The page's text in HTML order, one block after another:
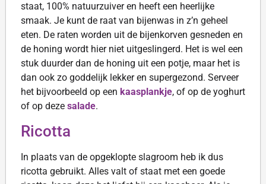
staat, 100% natuurzuiver en heeft een heerlijke
smaak. Je kunt de raat van bijenwas in z’n geheel
eten. De raten worden uit de bijenkorven gesneden en
de honing wordt hier niet uitgeslingerd. Het is wel een
stuk duurder dan de honing uit een potje, maar het is
dan ook zo goddelijk lekker en supergezond. Serveer
het bijvoorbeeld op een kaasplankje, of op de yoghurt
of op deze salade.
Ricotta
In plaats van de opgeklopte slagroom heb ik dus
ricotta gebruikt. Alles valt of staat met een goede